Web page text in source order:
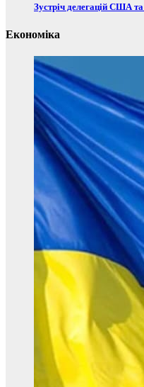
Зустріч делегацій США та
Економіка